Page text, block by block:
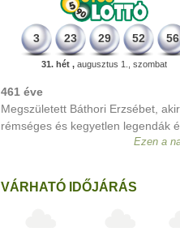
3 23 29 52 56
31. hét , augusztus 1., szombat
VÁRHATÓ IDŐJÁRÁS